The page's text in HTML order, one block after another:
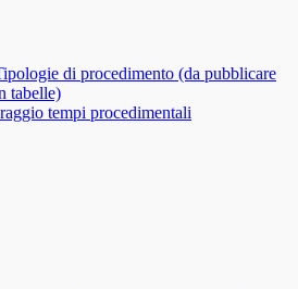
di procedimento (da pubblicare
tabelle)
tempi procedimentali